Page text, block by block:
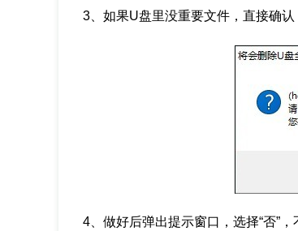
3、如果U盘里没重要文件，直接确
4、做好后弹出提示窗口，选择“否”，